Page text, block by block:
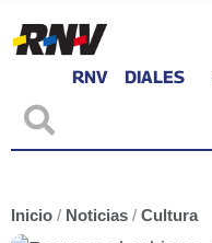
RNV DIALES
Inicio / Noticias / Cultura